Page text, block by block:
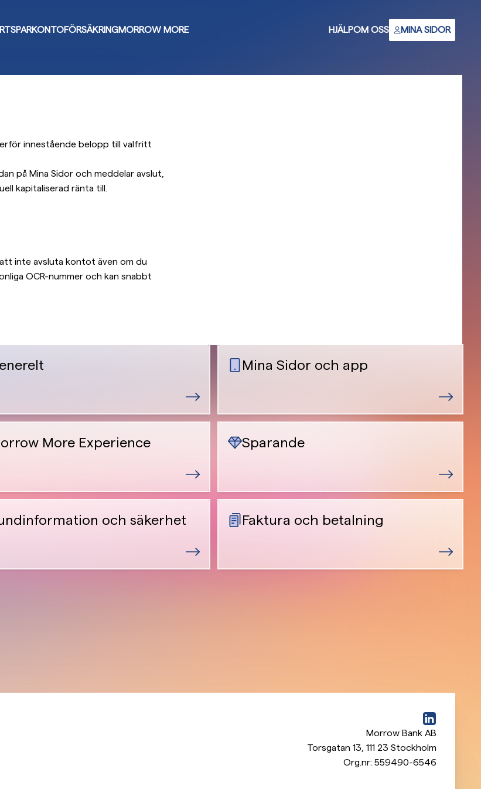
SPARKONTOFÖRSÄKRINGMORROW MORE HJÄLPOM OSS MINA SIDOR
innestående belopp till valfritt
på Mina Sidor och meddelar avslut,
kapitaliserad ränta till.
inte avsluta kontot även om du
OCR-nummer och kan snabbt
Mina Sidor och app
More Experience Sparande
och säkerhet Faktura och betalning
Morrow Bank AB
Torsgatan 13 111 23 Stockholm
Org.nr: 559490-6546